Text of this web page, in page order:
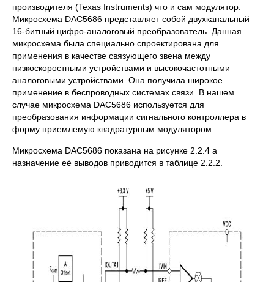
производителя (Texas Instruments) что и сам модулятор.
Микросхема DAC5686 представляет собой двухканальный
16-битный цифро-аналоговый преобразователь. Данная
микросхема была специально спроектирована для
применения в качестве связующего звена между
низкоскоростными устройствами и высокочастотными
аналоговыми устройствами. Она получила широкое
применение в беспроводных системах связи. В нашем
случае микросхема DAC5686 используется для
преобразования информации сигнального контроллера в
форму приемлемую квадратурным модулятором.
Микросхема DAC5686 показана на рисунке 2.2.4 а
назначение её выводов приводится в таблице 2.2.2.